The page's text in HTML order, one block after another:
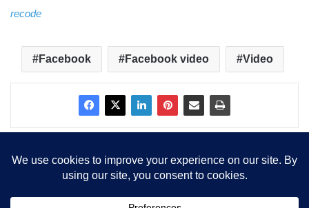
recode
Facebook Facebook video Video
Copyright © 2015-2025, Sva prava zadržana | LBS Team d.o.o.